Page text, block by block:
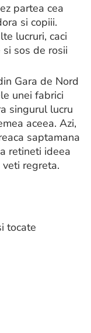
partea cea
si copiii.
lucruri, caci
sos de rosii
Gara de Nord
unei fabrici
singurul lucru
aceea. Azi,
saptamana
retineti ideea
regreta.
tocate